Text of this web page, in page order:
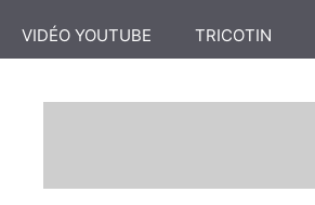
VIDÉO YOUTUBE TRICOTIN